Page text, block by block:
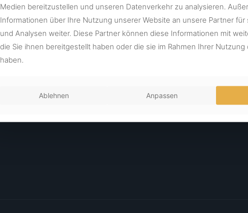
Medien bereitzustellen und unseren Datenverkehr zu analysieren.
Informationen über Ihre Nutzung unserer Website an unsere Partner für
und Analysen weiter. Diese Partner können diese Informationen mit
die Sie ihnen bereitgestellt haben oder die sie im Rahmen Ihrer
haben.
Ablehnen Anpassen